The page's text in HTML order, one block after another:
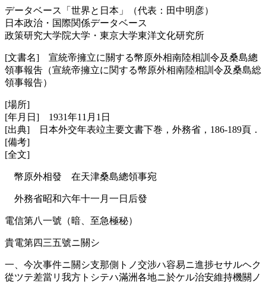
データベース「世界と日本」（代表：田中明彦）
日本政治・国際関係データベース
政策研究大学院大学・東京大学東洋文化研究所
[文書名] 宣統帝擁立に關する幣原外相南陸相訓令及桑島總
領事報吿（宣統帝擁立に関する幣原外相南陸相訓令及桑島総
領事報告）
[場所]
[年月日] 1931年11月1日
[出典] 日本外交年表竝主要文書下巻，外務省，186-189頁．
[備考]
[全文]
幣原外相發 在天津桑島總領事宛
外務省昭和六年十一月一日后發
電信第八一號（暗、至急極秘）
貴電第四三五號ニ關シ
一、今次事件ニ關シ支那側トノ交涉ハ容易ニ進捗セサルヘク
從ツテ差當リ我方トシテハ滿洲各地ニ於ケル治安維持機關ノ